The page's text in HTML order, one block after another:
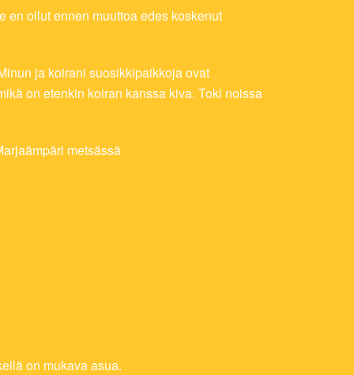
en ollut ennen muuttoa edes koskenut
ja koirani suosikkipaikkoja ovat
on etenkin koiran kanssa kiva. Toki noissa
on mukava asua.